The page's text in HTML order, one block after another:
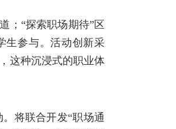
； “探索职场期待” 区
生参与。活动创新采
， 这种沉浸式的职业体
将联合开发“职场通